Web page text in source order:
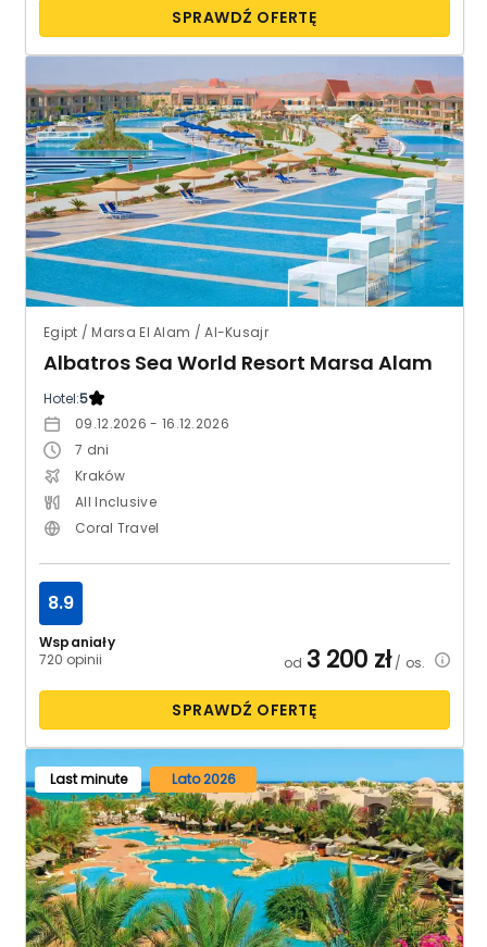
SPRAWDŹ OFERTĘ
Egipt / Marsa El Alam / Al-Kusajr
Albatros Sea World Resort Marsa Alam
Hotel:5
09.12.2026 - 16.12.2026
7 dni
Kraków
All Inclusive
Coral Travel
Wspaniały
720 opinii
8.9
od 3 200 zł/ os.
SPRAWDŹ OFERTĘ
Last minute Lato 2026